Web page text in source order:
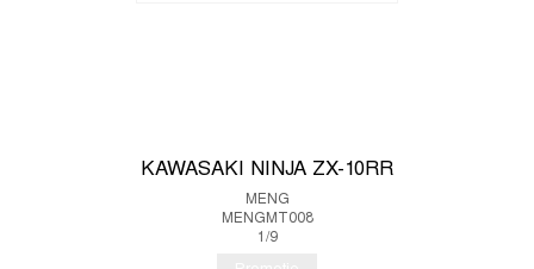
KAWASAKI NINJA ZX-10RR
MENG
MENGMT008
1/9